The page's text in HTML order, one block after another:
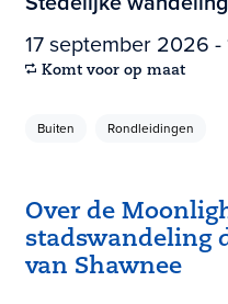
17 september 2026
Komt voor op maat
Buiten Rondleidingen
Over de
stadswandeling
van Shawnee